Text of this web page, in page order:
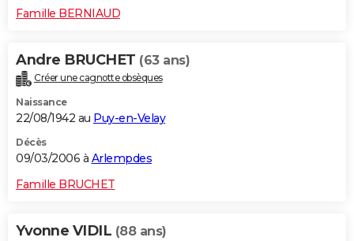
Famille BERNIAUD
Andre BRUCHET (63 ans)
Créer une cagnotte obsèques
Naissance
22/08/1942 au Puy-en-Velay
Décès
09/03/2006 à Arlempdes
Famille BRUCHET
Yvonne VIDIL (88 ans)